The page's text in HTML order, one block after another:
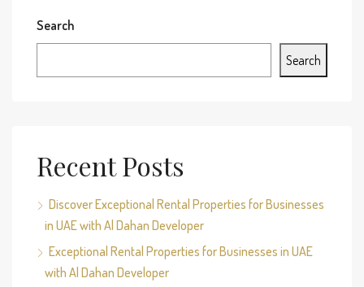
Search
Search
Recent Posts
Discover Exceptional Rental Properties for Businesses
in UAE with Al Dahan Developer
Exceptional Rental Properties for Businesses in UAE
with Al Dahan Developer